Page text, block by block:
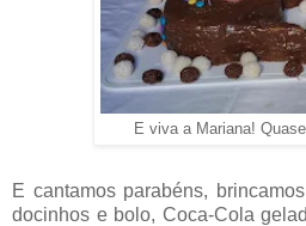
E viva a Mariana!
E cantamos parabéns,
docinhos e bolo, Coca-Cola